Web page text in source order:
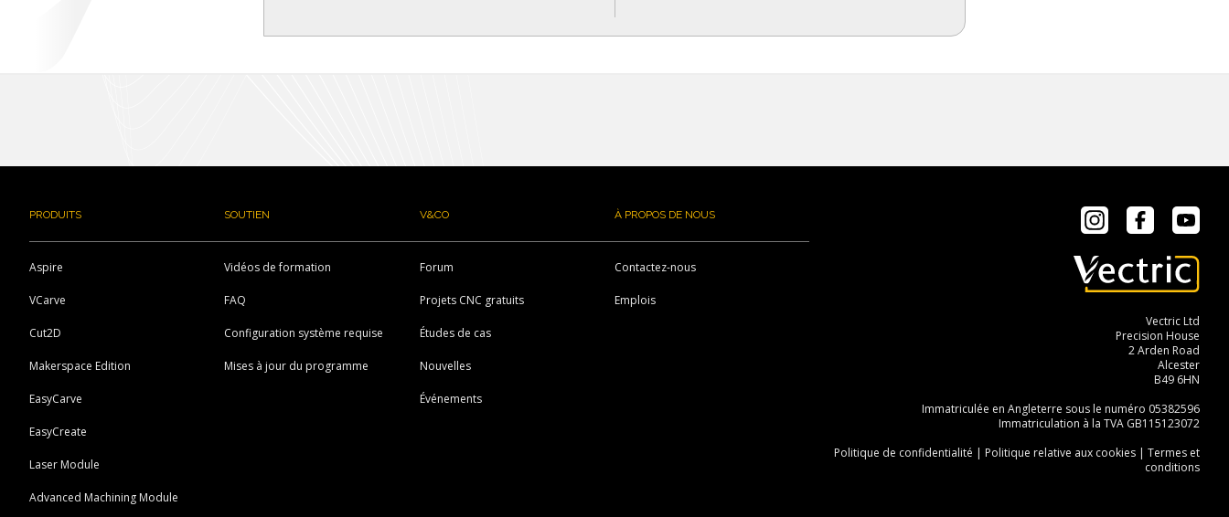
PRODUITS
Aspire
VCarve
Cut2D
Makerspace Edition
EasyCarve
EasyCreate
Laser Module
Advanced Machining Module
SOUTIEN
Vidéos de formation
FAQ
Configuration système requise
Mises à jour du programme
V&CO
Forum
Projets CNC gratuits
Études de cas
Nouvelles
Événements
À PROPOS DE NOUS
Contactez-nous
Emplois
Vectric Ltd
Precision House
2 Arden Road
Alcester
B49 6HN
Immatriculée en Angleterre sous le numéro 05382596
Immatriculation à la TVA GB115123072
Politique de confidentialité | Politique relative aux cookies| Termes et
conditions